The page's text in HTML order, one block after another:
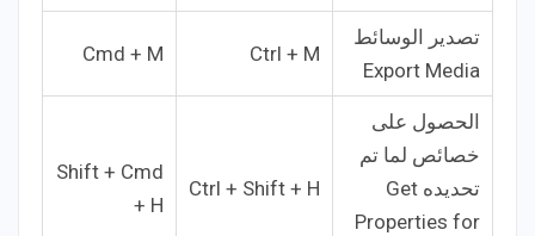
تصدير الوسائط
Export Media
Ctrl + M
Cmd + M
الحصول على
خصائص لما تم
تحديده Get
Properties for
Ctrl + Shift + H
Shift + Cmd
+ H